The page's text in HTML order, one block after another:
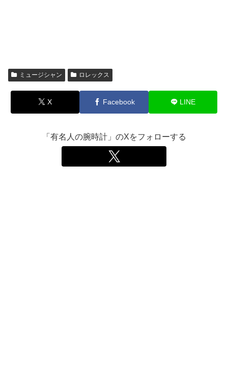
ミュージシャン ロレックス
X Facebook LINE
「有名人の腕時計」のXをフォローする